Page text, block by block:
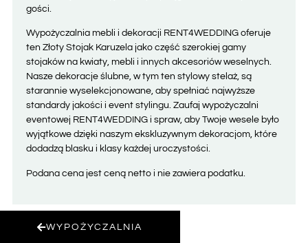
gości.
Wypożyczalnia mebli i dekoracji RENT4WEDDING oferuje
ten Złoty Stojak Karuzela jako część szerokiej gamy
stojaków na kwiaty, mebli i innych akcesoriów weselnych.
Nasze dekoracje ślubne, w tym ten stylowy stelaż, są
starannie wyselekcjonowane, aby spełniać najwyższe
standardy jakości i event stylingu. Zaufaj wypożyczalni
eventowej RENT4WEDDING i spraw, aby Twoje wesele było
wyjątkowe dzięki naszym ekskluzywnym dekoracjom, które
dodadzą blasku i klasy każdej uroczystości.
Podana cena jest ceną netto i nie zawiera podatku.
WYPOŻYCZALNIA